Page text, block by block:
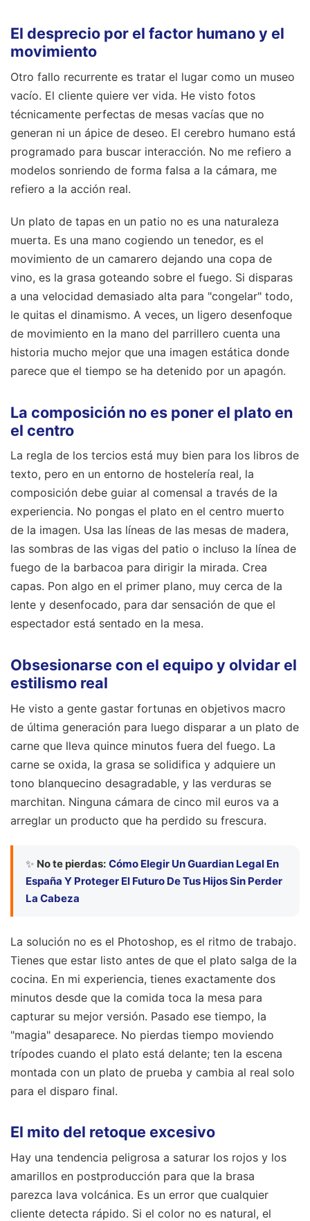
El desprecio por el factor humano y el
movimiento
Otro fallo recurrente es tratar el lugar como un museo
vacío. El cliente quiere ver vida. He visto fotos
técnicamente perfectas de mesas vacías que no
generan ni un ápice de deseo. El cerebro humano está
programado para buscar interacción. No me refiero a
modelos sonriendo de forma falsa a la cámara, me
refiero a la acción real.
Un plato de tapas en un patio no es una naturaleza
muerta. Es una mano cogiendo un tenedor, es el
movimiento de un camarero dejando una copa de
vino, es la grasa goteando sobre el fuego. Si disparas
a una velocidad demasiado alta para "congelar" todo,
le quitas el dinamismo. A veces, un ligero desenfoque
de movimiento en la mano del parrillero cuenta una
historia mucho mejor que una imagen estática donde
parece que el tiempo se ha detenido por un apagón.
La composición no es poner el plato en
el centro
La regla de los tercios está muy bien para los libros de
texto, pero en un entorno de hostelería real, la
composición debe guiar al comensal a través de la
experiencia. No pongas el plato en el centro muerto
de la imagen. Usa las líneas de las mesas de madera,
las sombras de las vigas del patio o incluso la línea de
fuego de la barbacoa para dirigir la mirada. Crea
capas. Pon algo en el primer plano, muy cerca de la
lente y desenfocado, para dar sensación de que el
espectador está sentado en la mesa.
Obsesionarse con el equipo y olvidar el
estilismo real
He visto a gente gastar fortunas en objetivos macro
de última generación para luego disparar a un plato de
carne que lleva quince minutos fuera del fuego. La
carne se oxida, la grasa se solidifica y adquiere un
tono blanquecino desagradable, y las verduras se
marchitan. Ninguna cámara de cinco mil euros va a
arreglar un producto que ha perdido su frescura.
✨ No te pierdas: Cómo Elegir Un Guardian Legal En
España Y Proteger El Futuro De Tus Hijos Sin Perder
La Cabeza
La solución no es el Photoshop, es el ritmo de trabajo.
Tienes que estar listo antes de que el plato salga de la
cocina. En mi experiencia, tienes exactamente dos
minutos desde que la comida toca la mesa para
capturar su mejor versión. Pasado ese tiempo, la
"magia" desaparece. No pierdas tiempo moviendo
trípodes cuando el plato está delante; ten la escena
montada con un plato de prueba y cambia al real solo
para el disparo final.
El mito del retoque excesivo
Hay una tendencia peligrosa a saturar los rojos y los
amarillos en postproducción para que la brasa
parezca lava volcánica. Es un error que cualquier
cliente detecta rápido. Si el color no es natural, el